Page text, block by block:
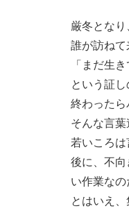
厳冬とな
誰が訪ねて
「まだ生
という証し
終わったら
そんな言葉
若いころ
後に、不
い作業な
とはいえ